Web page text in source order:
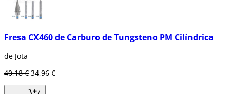
Fresa CX460 de Carburo de Tungsteno PM Cilíndrica
de Jota
40,18 € 34,96 €